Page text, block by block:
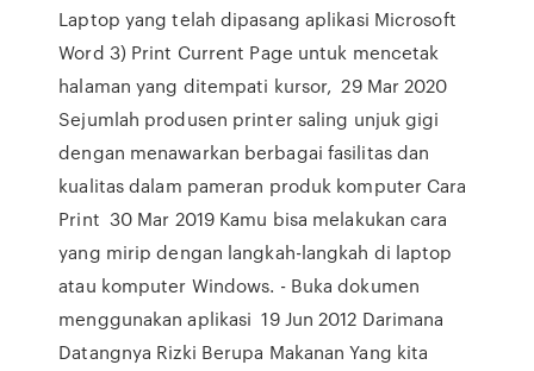
Laptop yang telah dipasang aplikasi Microsoft
Word 3) Print Current Page untuk mencetak
halaman yang ditempati kursor, 29 Mar 2020
Sejumlah produsen printer saling unjuk gigi
dengan menawarkan berbagai fasilitas dan
kualitas dalam pameran produk komputer Cara
Print 30 Mar 2019 Kamu bisa melakukan cara
yang mirip dengan langkah-langkah di laptop
atau komputer Windows. - Buka dokumen
menggunakan aplikasi 19 Jun 2012 Darimana
Datangnya Rizki Berupa Makanan Yang kita